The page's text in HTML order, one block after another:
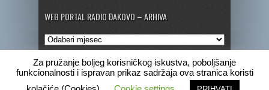
WEB PORTAL RADIO ĐAKOVO – ARHIVA
Web
portal
Radio
Đakovo
Copyright © 2020 Radio Đakovo
Za pružanje boljeg korisničkog iskustva, poboljšanje
funkcionalnosti i ispravan prikaz sadržaja ova stranica koristi